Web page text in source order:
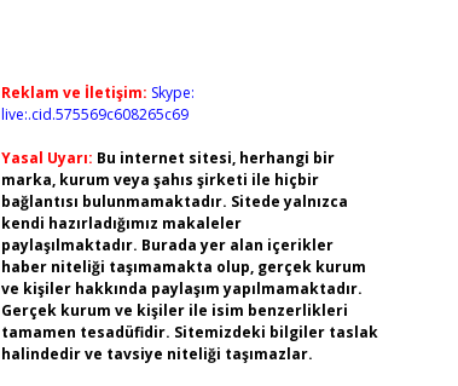
Reklam ve İletişim: Skype:
live:.cid.575569c608265c69
Yasal Uyarı: Bu internet sitesi, herhangi bir
marka, kurum veya şahıs şirketi ile hiçbir
bağlantısı bulunmamaktadır. Sitede yalnızca
kendi hazırladığımız makaleler
paylaşılmaktadır. Burada yer alan içerikler
haber niteliği taşımamakta olup, gerçek kurum
ve kişiler hakkında paylaşım yapılmamaktadır.
Gerçek kurum ve kişiler ile isim benzerlikleri
tamamen tesadüfidir. Sitemizdeki bilgiler taslak
halindedir ve tavsiye niteliği taşımazlar.